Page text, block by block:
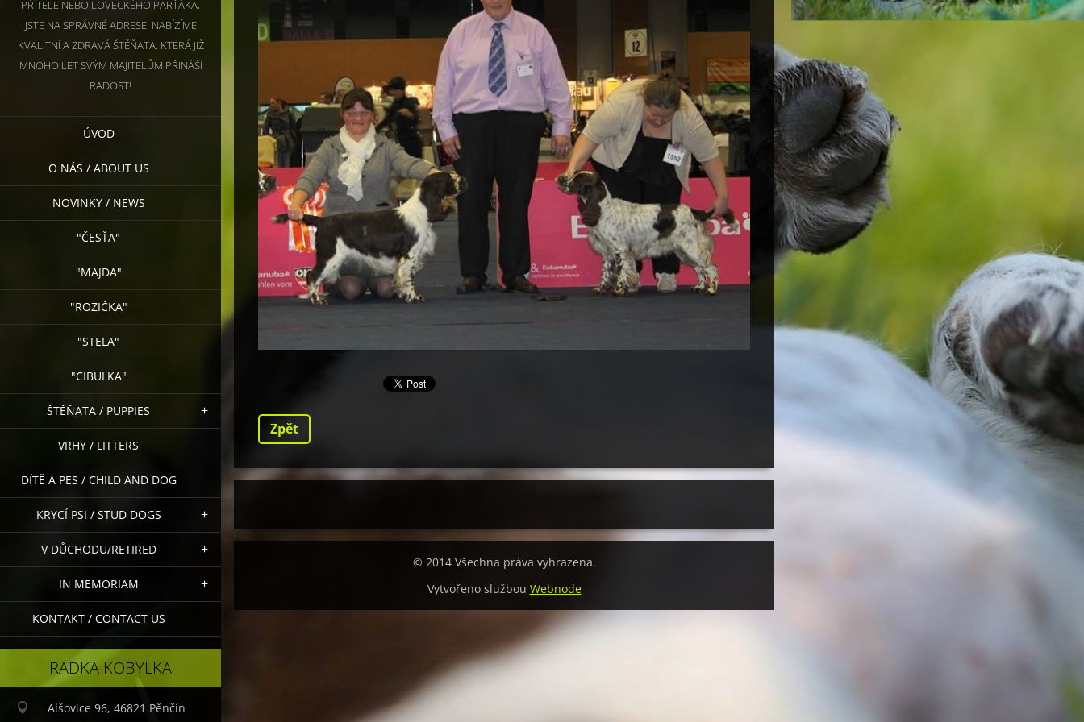
PŘÍTELE NEBO LOVECKÉHO PARŤÁKA,
JSTE NA SPRÁVNÉ ADRESE! NABÍZÍME
KVALITNÍ A ZDRAVÁ ŠTĚŇATA, KTERÁ JIŽ
MNOHO LET SVÝM MAJITELŮM PŘINÁŠÍ
RADOST!
ÚVOD
O NÁS / ABOUT US
NOVINKY / NEWS
"ČESŤA"
"MAJDA"
"ROZIČKA"
"STELA"
"CIBULKA"
ŠTĚŇATA / PUPPIES
VRHY / LITTERS
DÍTĚ A PES / CHILD AND DOG
KRYCÍ PSI / STUD DOGS
V DŮCHODU/RETIRED
IN MEMORIAM
KONTAKT / CONTACT US
RADKA KOBYLKA
Alšovice 96, 46821 Pěnčín
Zpět
© 2014 Všechna práva vyhrazena.
Vytvořeno službou Webnode